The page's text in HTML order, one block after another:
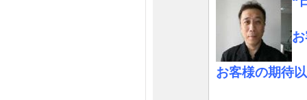
お客様の期待